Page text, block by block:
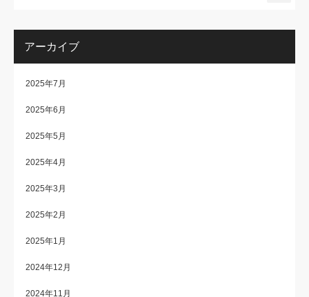
アーカイブ
2025年7月
2025年6月
2025年5月
2025年4月
2025年3月
2025年2月
2025年1月
2024年12月
2024年11月